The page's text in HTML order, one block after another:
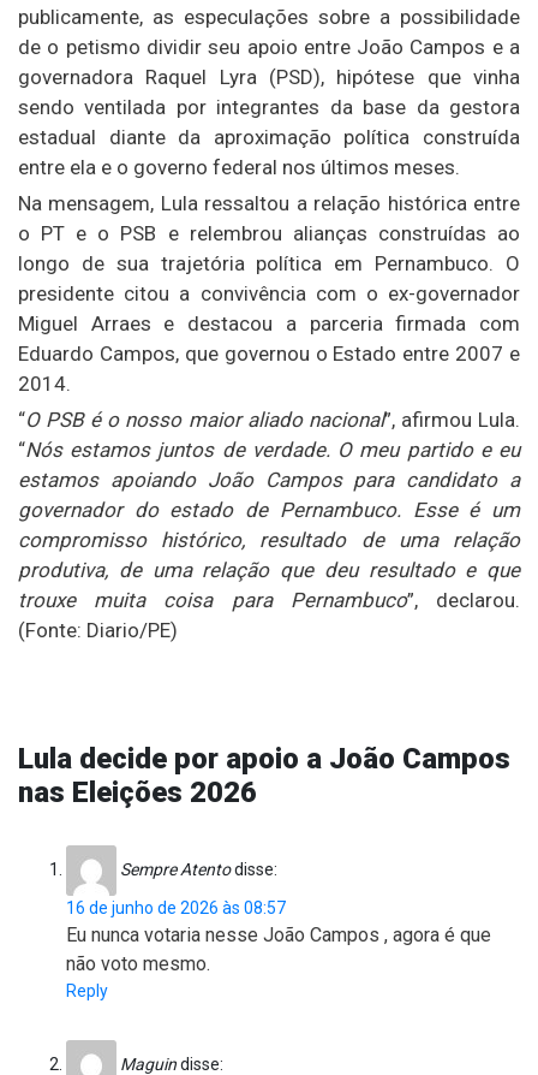
publicamente, as especulações sobre a possibilidade
de o petismo dividir seu apoio entre João Campos e a
governadora Raquel Lyra (PSD), hipótese que vinha
sendo ventilada por integrantes da base da gestora
estadual diante da aproximação política construída
entre ela e o governo federal nos últimos meses.
Na mensagem, Lula ressaltou a relação histórica entre
o PT e o PSB e relembrou alianças construídas ao
longo de sua trajetória política em Pernambuco. O
presidente citou a convivência com o ex-governador
Miguel Arraes e destacou a parceria firmada com
Eduardo Campos, que governou o Estado entre 2007 e
2014.
“O PSB é o nosso maior aliado nacional”, afirmou Lula.
“Nós estamos juntos de verdade. O meu partido e eu
estamos apoiando João Campos para candidato a
governador do estado de Pernambuco. Esse é um
compromisso histórico, resultado de uma relação
produtiva, de uma relação que deu resultado e que
trouxe muita coisa para Pernambuco”, declarou.
(Fonte: Diario/PE)
Lula decide por apoio a João Campos
nas Eleições 2026
Sempre Atentodisse:
16 de junho de 2026 às 08:57
Eu nunca votaria nesse João Campos , agora é que
não voto mesmo.
Reply
Maguindisse: